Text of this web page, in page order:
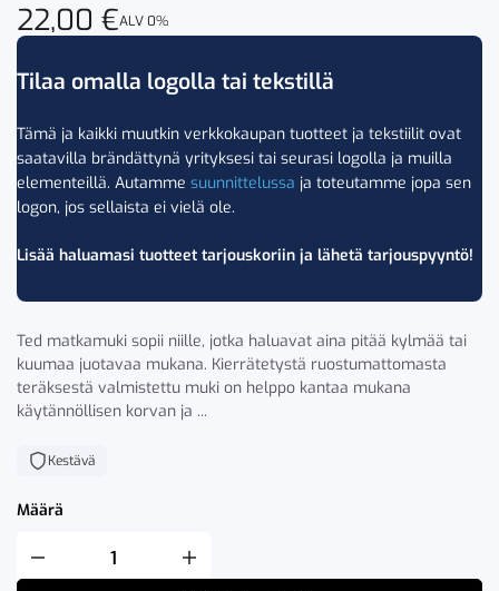
22,00 €ALV 0%
Tilaa omalla logolla tai tekstillä
Tämä ja kaikki muutkin verkkokaupan tuotteet ja tekstiilit ovat
saatavilla brändättynä yrityksesi tai seurasi logolla ja muilla
elementeillä. Autamme suunnittelussa ja toteutamme jopa sen
logon, jos sellaista ei vielä ole.
Lisää haluamasi tuotteet tarjouskoriin ja lähetä tarjouspyyntö!
Ted matkamuki sopii niille, jotka haluavat aina pitää kylmää tai
kuumaa juotavaa mukana. Kierrätetystä ruostumattomasta
teräksestä valmistettu muki on helppo kantaa mukana
käytännöllisen korvan ja ...
Kestävä
Määrä
Sagaform
Ted